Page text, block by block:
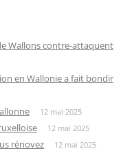
Wallons contre-attaquent
en Wallonie a fait bondir
12 mai 2025
12 mai 2025
rénovez 12 mai 2025